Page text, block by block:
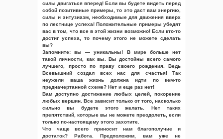
силы двигаться вперед! Если вы будете видеть перед
собой позитивные примеры, то это даст вам энергию,
силы и энтузиазм, необходимые для движения вверх
по лестнице успеха! Положительные примеры убедят
вас в том, что все в этой жизни возможно! Если кто-то
достиг успеха, то почему этого не можете сделать
вы?
Запомните: вы — уникальны! В мире больше нет
такой личности, как вы. Вы достойны всего самого
лучшего, просто по праву своего рождения. Ведь
Всевышний создал всех нас для счастья! Так
неужели ваша жизнь должна идти по кем-то
предначертанной схеме? Нет и еще раз нет!
Вам доступно достижение любых целей, покорение
любых вершин. Все зависит только от того, насколько
сильно вы будете этого желать. Нет таких
препятствий, которые вы не можете преодолеть, если
только по-настоящему этого захотите.
Что чаще всего приносит нам благополучие и
достаток? Работа. Предположим, вам уже не